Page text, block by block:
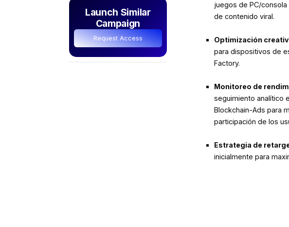
Launch Similar
Campaign
Request Access
juegos de PC/
de contenido viral.
Optimización
para dispositivos de
Factory.
Monitoreo de
seguimiento analítico
Blockchain-Ads para
participación de los
Estrategia de
inicialmente para